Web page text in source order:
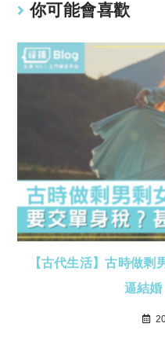
你可能會喜歡
【古代生活】古時做剩
逼結